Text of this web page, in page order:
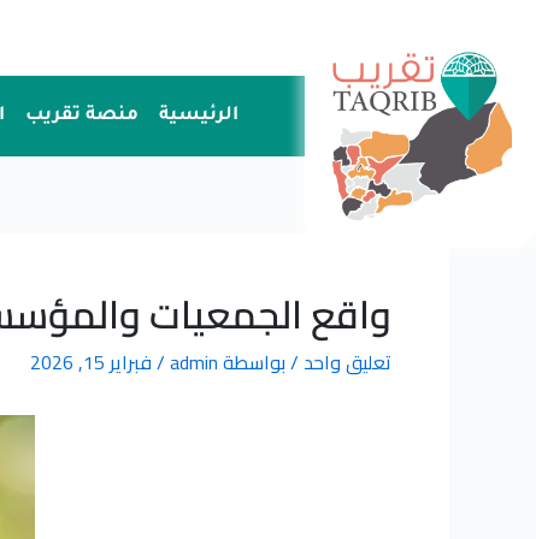
المحتوى
الرئيسية منصة تقريب
واقع الجمعيات
تعليق واحد / بواسطةadmin
/فبراير 15, 2026